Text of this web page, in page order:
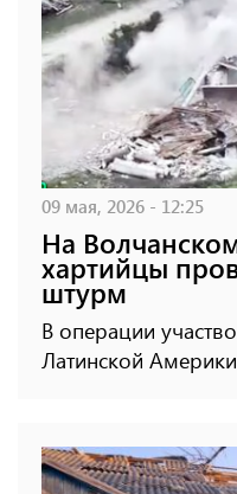
09 мая, 2026 - 12:25
На
хартийцы
штурм
В операции
Латинской